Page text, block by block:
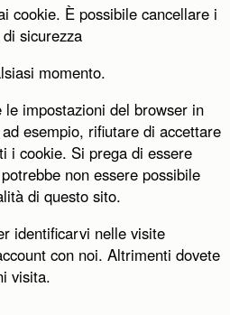
cookie. È possibile cancellare i
sicurezza
momento.
impostazioni del browser in
esempio, rifiutare di accettare
i cookie. Si prega di essere
non essere possibile
di questo sito.
identificarvi nelle visite
con noi. Altrimenti dovete
visita.